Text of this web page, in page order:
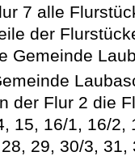
7 alle
der
Gemeinde
der Flur 2 die
15, 16/1, 16/
29, 30/3,